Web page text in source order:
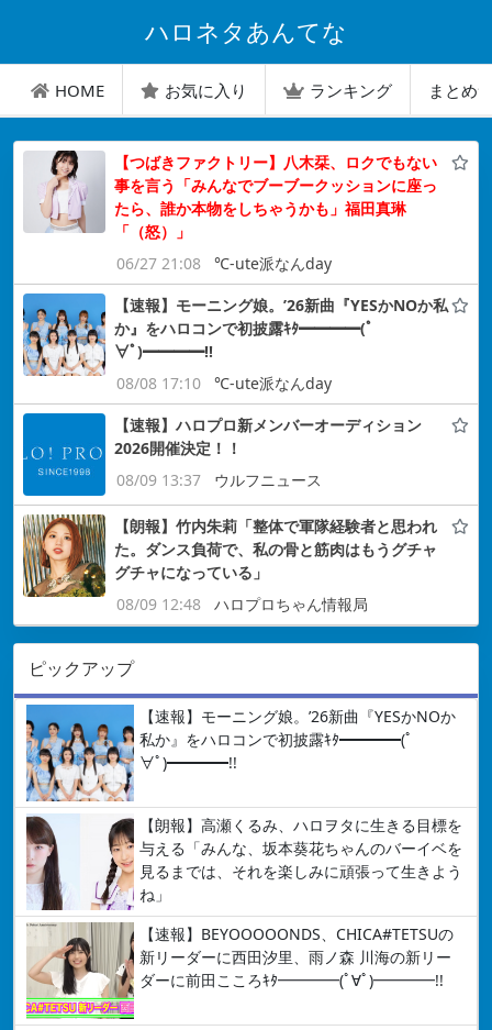
ハロネタあんてな
HOME お気に入り ランキング まとめ
【つばきファクトリー】八木栞、ロクでもない
事を言う「みんなでブーブークッションに座っ
たら、誰か本物をしちゃうかも」福田真琳
「（怒）」
06/27 21:08
℃-ute派なんday
【速報】モーニング娘。’26新曲『YESかNOか私
か』をハロコンで初披露ｷﾀ━━━━(ﾟ
∀ﾟ)━━━━!!
08/08 17:10
℃-ute派なんday
【速報】ハロプロ新メンバーオーディション
2026開催決定！！
08/09 13:37
ウルフニュース
【朗報】竹内朱莉「整体で軍隊経験者と思われ
た。ダンス負荷で、私の骨と筋肉はもうグチャ
グチャになっている」
08/09 12:48
ハロプロちゃん情報局
ピックアップ
【速報】モーニング娘。’26新曲『YESかNOか
私か』をハロコンで初披露ｷﾀ━━━━(ﾟ
∀ﾟ)━━━━!!
【朗報】高瀬くるみ、ハロヲタに生きる目標を
与える「みんな、坂本葵花ちゃんのバーイベを
見るまでは、それを楽しみに頑張って生きよう
ね」
【速報】BEYOOOOONDS、CHICA#TETSUの
新リーダーに西田汐里、雨ノ森 川海の新リー
ダーに前田こころｷﾀ━━━━(ﾟ∀ﾟ)━━━━!!